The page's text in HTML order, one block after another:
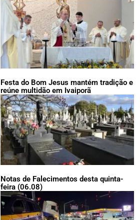
Festa do Bom Jesus mantém tradição e
reúne multidão em Ivaiporã
Notas de Falecimentos desta quinta-
feira (06.08)